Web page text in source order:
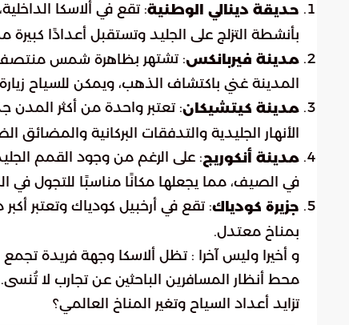
حديقة دينالي الوطنية: تقع في ألاسكا
بأنشطة التزلج على الجليد وتستقبل أعدادًا كبيرة
مدينة فيربانكس: تشتهر بظاهرة شمس منتصف
المدينة غني باكتشاف الذهب، ويمكن للسياح زيارة
مدينة كيتشيكان: تعتبر واحدة من أكثر المدن
الأنهار الجليدية والتدفقات البركانية والمضائق
مدينة أنكوريج: على الرغم من وجود القمم
في الصيف، مما يجعلها مكانًا مناسبًا للتجول في
جزيرة كودياك: تقع في أرخبيل كودياك وتعتبر
بمناخ معتدل.
و أخيرا وليس آخرا : تظل ألاسكا وجهة فريدة
محط أنظار المسافرين الباحثين عن تجارب لا
تزايد أعداد السياح وتغير المناخ العالمي؟